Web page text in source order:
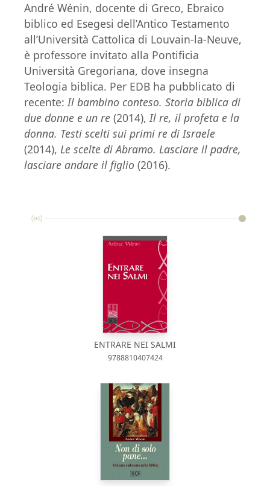
André Wénin, docente di Greco, Ebraico
biblico ed Esegesi dell’Antico Testamento
all’Università Cattolica di Louvain-la-Neuve,
è professore invitato alla Pontificia
Università Gregoriana, dove insegna
Teologia biblica. Per EDB ha pubblicato di
recente:Il bambino conteso. Storia biblica di
due donne e un re (2014),Il re, il profeta e la
donna. Testi scelti sui primi re di Israele
(2014), Le scelte di Abramo. Lasciare il padre,
lasciare andare il figlio (2016).
ENTRARE NEI SALMI
9788810407424